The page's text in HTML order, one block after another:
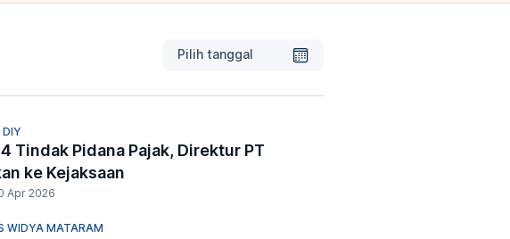
Pilih tanggal
Tindak Pidana Pajak, Direktur PT
ke Kejaksaan
Apr 2026
WIDYA MATARAM